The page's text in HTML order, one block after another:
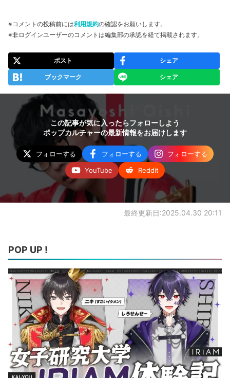
※コメントの投稿前には利用規約の確認をお願いします。
※非ログインユーザーのコメントは編集部の承認を経て掲載されます。
ポスト シェア
ブックマーク シェア
この記事が気に入ったらフォローしよう
ポップカルチャーの最新情報をお届けします
フォローする フォローする
フォローする
YouTube
Reddit
最終更新日:2025.04.30 20:11
POP UP !